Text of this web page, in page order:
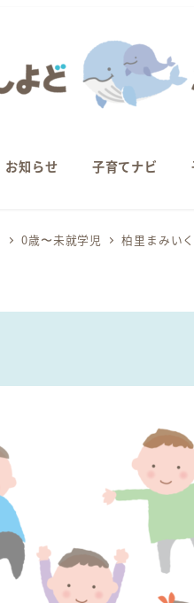
お知らせ 子育てナビ
0歳〜未就学児 柏里まみい